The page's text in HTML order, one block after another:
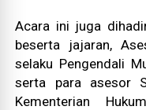
Acara ini juga
beserta jajaran,
selaku Pengendali
serta para asesor
Kementerian